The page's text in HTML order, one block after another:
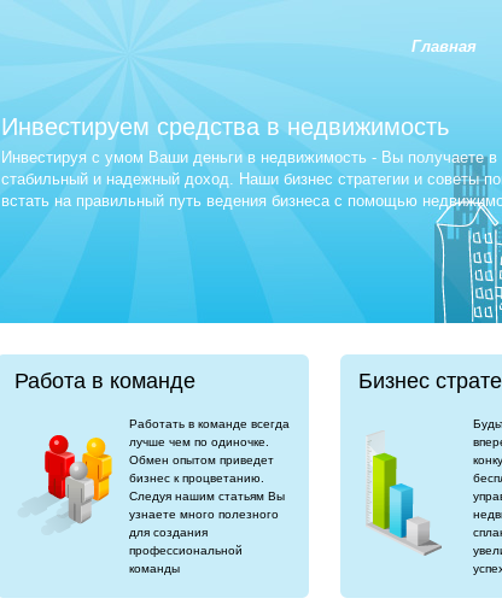
Главная
Инвестируем средства в недвижимость
Инвестируя с умом Ваши деньги в недвижимость - Вы получаете в
стабильный и надежный доход. Наши бизнес стратегии и советы
встать на правильный путь ведения бизнеса с помощью
Работа в команде
Работать в команде всегда
лучше чем по одиночке.
Обмен опытом приведет
бизнес к процветанию.
Следуя нашим статьям Вы
узнаете много полезного
для создания
профессиональной
команды
Бизнес